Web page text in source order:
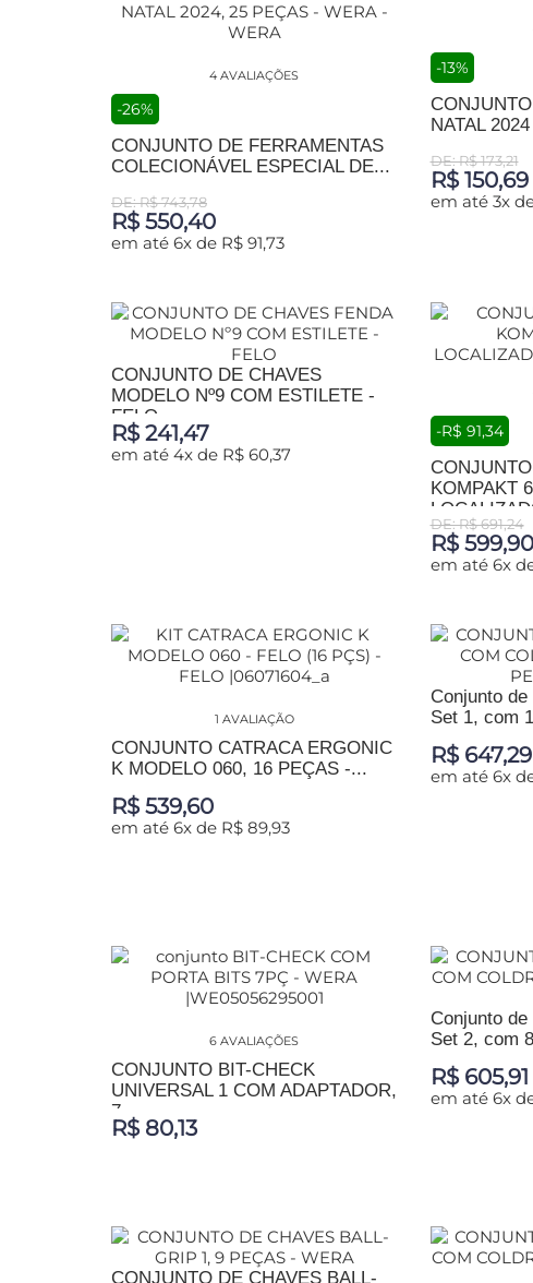
4 AVALIAÇÕES
-26%
CONJUNTO DE FERRAMENTAS
COLECIONÁVEL ESPECIAL DE...
DE: R$ 743,78
R$ 550,40
em até 6x de R$ 91,73
-13%
NATAL
DE: R$ 173,21
R$ 150,69
em até 3x
CONJUNTO DE CHAVES
MODELO Nº9 COM ESTILETE -
FELO
R$ 241,47
em até 4x de R$ 60,37
-R$ 91,34
KOMPAKT
DE: R$ 691,24
R$ 599,90
em até 6x
1 AVALIAÇÃO
CONJUNTO CATRACA ERGONIC
K MODELO 060, 16 PEÇAS -...
R$ 539,60
em até 6x de R$ 89,93
Conjunto
Set 1, com
R$ 647,29
em até 6x
6 AVALIAÇÕES
CONJUNTO BIT-CHECK
UNIVERSAL 1 COM ADAPTADOR,
7...
R$ 80,13
Conjunto
Set 2, com
R$ 605,91
em até 6x
CONJUNTO DE CHAVES BALL-